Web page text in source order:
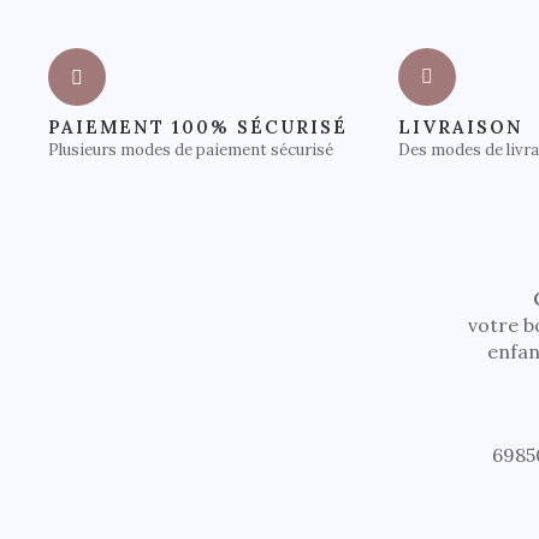
PAIEMENT 100% SÉCURISÉ
Plusieurs modes de paiement sécurisé
LIVRAISON
Des modes de
votre